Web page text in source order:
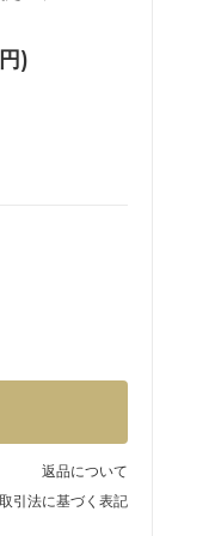
)
返品について
引法に基づく表記